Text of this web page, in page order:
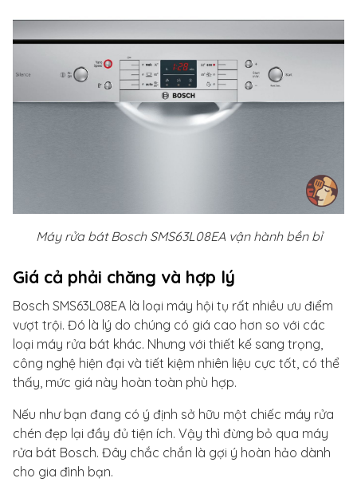
Máy rửa bát Bosch SMS63L08EA vận hành bền bỉ
Giá cả phải chăng và hợp lý
Bosch SMS63L08EA là loại máy hội tụ rất nhiều ưu điểm
vượt trội. Đó là lý do chúng có giá cao hơn so với các
loại máy rửa bát khác. Nhưng với thiết kế sang trọng,
công nghệ hiện đại và tiết kiệm nhiên liệu cực tốt, có thể
thấy, mức giá này hoàn toàn phù hợp.
Nếu như bạn đang có ý định sở hữu một chiếc máy rửa
chén đẹp lại đầy đủ tiện ích. Vậy thì đừng bỏ qua máy
rửa bát Bosch. Đây chắc chắn là gợi ý hoàn hảo dành
cho gia đình bạn.